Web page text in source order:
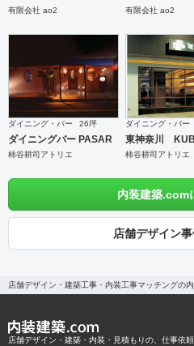
有限会社 ao2 有限会社 ao2
ダイニング・バー 26坪
ダイニングバー PASAR
柿谷耕司アトリエ
ダイニング・バー
東神奈川
柿谷耕司アトリエ
内装建築.com
店舗デザイン
店舗デザイン・建築工事・内装工事マッチングの
店舗デザイン・建築・内装・見積もりの、仕事依